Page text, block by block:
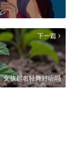
下一篇
女孩起名轻舞好听吗